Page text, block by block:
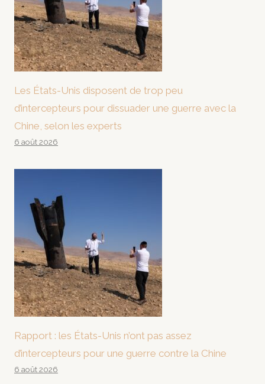
Les États-Unis disposent de trop peu
d’intercepteurs pour dissuader une guerre avec la
Chine, selon les experts
6 août 2026
Rapport : les États-Unis n’ont pas assez
d’intercepteurs pour une guerre contre la Chine
6 août 2026